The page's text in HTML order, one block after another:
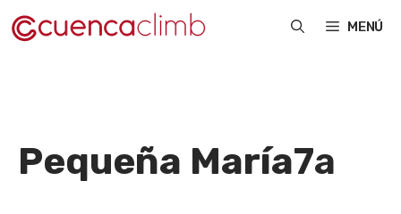
Saltar
al
MENÚ
Pequeña María7a